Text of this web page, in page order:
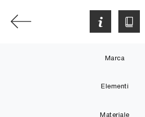
Marca
Elementi
Materiale